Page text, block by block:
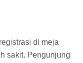
di meja
sakit. Pengunjung